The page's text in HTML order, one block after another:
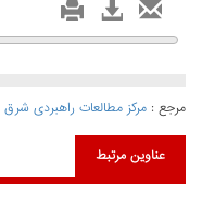
مرجع : مرکز مطالعات راهبردی شرق
عناوین مرتبط